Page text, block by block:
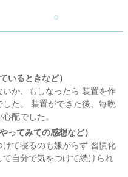
いるときなど）
か、もしなったら 装置を作
た。 装置ができた後、毎晩
配でした。
ってみての感想など）
て寝るのも嫌がらず 習慣化
自分で気をつけて続けられ